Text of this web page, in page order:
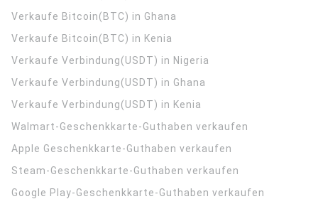
Verkaufe Bitcoin(BTC) in Ghana
Verkaufe Bitcoin(BTC) in Kenia
Verkaufe Verbindung(USDT) in Nigeria
Verkaufe Verbindung(USDT) in Ghana
Verkaufe Verbindung(USDT) in Kenia
Walmart-Geschenkkarte-Guthaben verkaufen
Apple Geschenkkarte-Guthaben verkaufen
Steam-Geschenkkarte-Guthaben verkaufen
Google Play-Geschenkkarte-Guthaben verkaufen